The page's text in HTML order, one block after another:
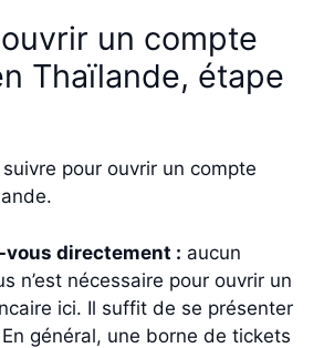
un compte
Thaïlande, étape
pour ouvrir un compte
vous directement : aucun
n’est nécessaire pour ouvrir un
ici. Il suffit de se présenter
En général, une borne de tickets